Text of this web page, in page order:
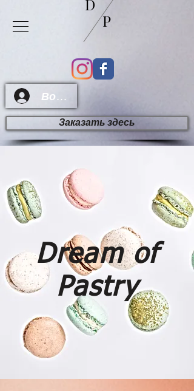
D
P
Войти
Заказать здесь
Dream of
Pastry